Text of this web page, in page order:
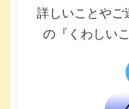
詳しいことやご
の『くわしい